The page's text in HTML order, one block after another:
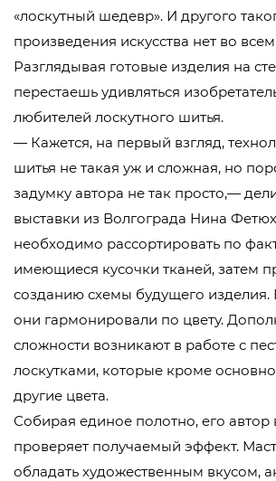
«лоскутный шедевр». И другого
произведения искусства нет во
Разглядывая готовые изделия на
перестаешь удивляться
любителей лоскутного шитья.
— Кажется, на первый взгляд,
шитья не такая уж и сложная, но
задумку автора не так просто,—
выставки из Волгограда Нина
необходимо рассортировать по
имеющиеся кусочки тканей, затем
созданию схемы будущего изделия.
они гармонировали по цвету.
сложности возникают в работе с
лоскутками, которые кроме
другие цвета.
Собирая единое полотно, его автор
проверяет получаемый эффект.
обладать художественным вкусом,